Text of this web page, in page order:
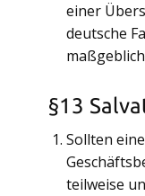
einer
deutsche
§13
Sollten
teilweise